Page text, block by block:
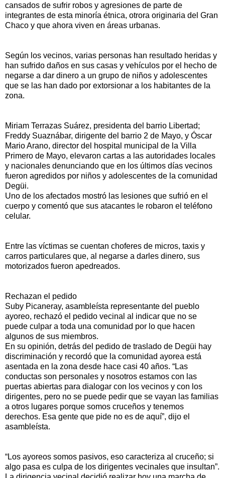
cansados de sufrir robos y agresiones de parte de
integrantes de esta minoría étnica, otrora originaria del Gran
Chaco y que ahora viven en áreas urbanas.
Según los vecinos, varias personas han resultado heridas y
han sufrido daños en sus casas y vehículos por el hecho de
negarse a dar dinero a un grupo de niños y adolescentes
que se las han dado por extorsionar a los habitantes de la
zona.
Miriam Terrazas Suárez, presidenta del barrio Libertad;
Freddy Suaznábar, dirigente del barrio 2 de Mayo, y Óscar
Mario Arano, director del hospital municipal de la Villa
Primero de Mayo, elevaron cartas a las autoridades locales
y nacionales denunciando que en los últimos días vecinos
fueron agredidos por niños y adolescentes de la comunidad
Degüi.
Uno de los afectados mostró las lesiones que sufrió en el
cuerpo y comentó que sus atacantes le robaron el teléfono
celular.
Entre las víctimas se cuentan choferes de micros, taxis y
carros particulares que, al negarse a darles dinero, sus
motorizados fueron apedreados.
Rechazan el pedido
Suby Picaneray, asambleísta representante del pueblo
ayoreo, rechazó el pedido vecinal al indicar que no se
puede culpar a toda una comunidad por lo que hacen
algunos de sus miembros.
En su opinión, detrás del pedido de traslado de Degüi hay
discriminación y recordó que la comunidad ayorea está
asentada en la zona desde hace casi 40 años. “Las
conductas son personales y nosotros estamos con las
puertas abiertas para dialogar con los vecinos y con los
dirigentes, pero no se puede pedir que se vayan las familias
a otros lugares porque somos cruceños y tenemos
derechos. Esa gente que pide no es de aquí”, dijo el
asambleísta.
“Los ayoreos somos pasivos, eso caracteriza al cruceño; si
algo pasa es culpa de los dirigentes vecinales que insultan”.